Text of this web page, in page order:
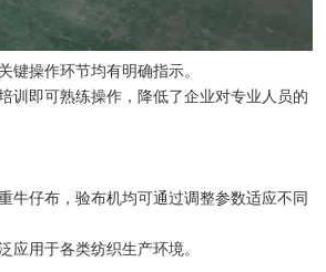
键操作环节均有明确指示。
训即可熟练操作，降低了企业对专业人员的
牛仔布，验布机均可通过调整参数适应不同
应用于各类纺织生产环境。